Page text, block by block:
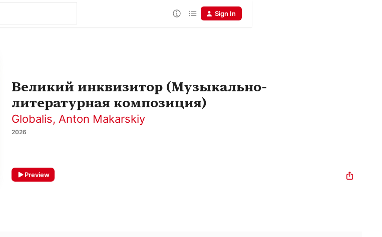
Sign In
Великий инквизитор (Музыкально-
литературная композиция)
Globalis, Anton Makarskiy
2026
Preview